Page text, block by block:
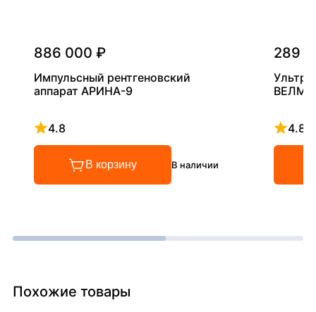
886 000 ₽
Импульсный рентгеновский
аппарат АРИНА-9
4.8
Рейтинг 4.8 из 5
В корзину В наличии
289
4.8
Похожие товары